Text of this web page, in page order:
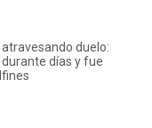
duelo:
días y fue